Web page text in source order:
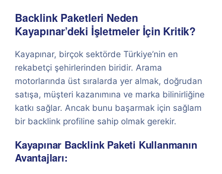
Backlink Paketleri Neden
Kayapınar’deki İşletmeler İçin Kritik?
Kayapınar, birçok sektörde Türkiye’nin en
rekabetçi şehirlerinden biridir. Arama
motorlarında üst sıralarda yer almak, doğrudan
satışa, müşteri kazanımına ve marka bilinirliğine
katkı sağlar. Ancak bunu başarmak için sağlam
bir backlink profiline sahip olmak gerekir.
Kayapınar Backlink Paketi Kullanmanın
Avantajları: